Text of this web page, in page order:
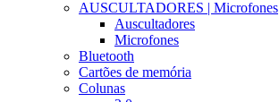
AUSCULTADORES | Microfones
Auscultadores
Microfones
Bluetooth
Cartões de memória
Colunas